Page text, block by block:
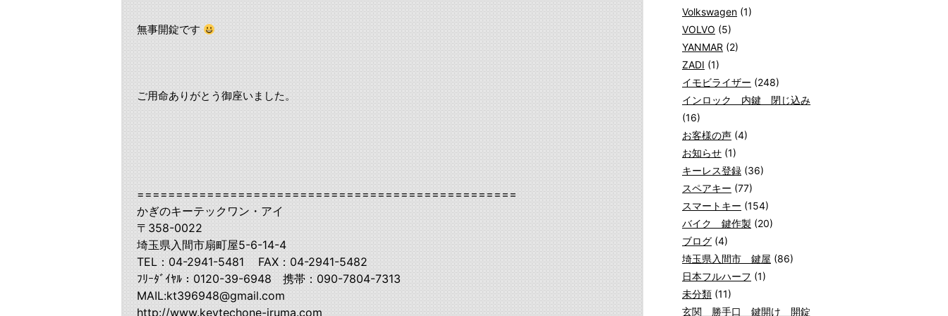
無事開錠です
ご用命ありがとう御座いました。
=================================================
かぎのキーテックワン・アイ
〒358-0022
埼玉県入間市扇町屋5-6-14-4
TEL：04-2941-5481 FAX：04-2941-5482
ﾌﾘｰﾀﾞｲﾔﾙ：0120-39-6948 携帯：090-7804-7313
MAIL:kt396948@gmail.com
http://www.keytechone-iruma.com
Volkswagen (1)
VOLVO (5)
YANMAR (2)
ZADI (1)
イモビライザー (248)
インロック 内鍵 閉じ込み
(16)
お客様の声 (4)
お知らせ (1)
キーレス登録 (36)
スペアキー (77)
スマートキー (154)
バイク 鍵作製 (20)
ブログ (4)
埼玉県入間市 鍵屋 (86)
日本フルハーフ (1)
未分類 (11)
玄関 勝手口 鍵開け 開錠